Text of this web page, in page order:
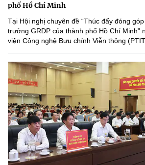
phố Hồ Chí Minh
Tại Hội nghị chuyên đề “Thúc đẩy đóng
trưởng GRDP của thành phố Hồ Chí Minh”
viện Công nghệ Bưu chính Viễn thông